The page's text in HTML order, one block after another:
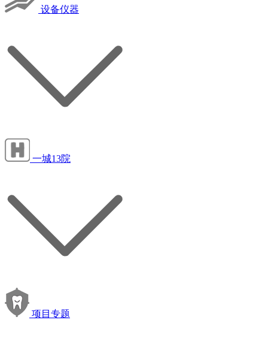
设备仪器
一城13院
项目专题